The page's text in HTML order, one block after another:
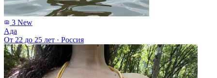
3 New
Ада
От 22 до 25 лет · Россия